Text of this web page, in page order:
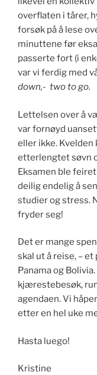
overflaten i tårer,
forsøk på å lese
minuttene før
passerte fort (i
var vi ferdig med
down,- two to go.
Lettelsen over å
var fornøyd
eller ikke.
etterlengtet søvn
Eksamen ble
deilig endelig å
studier og stress.
fryder seg!
Det er mange
skal ut å reise, –
Panama og
kjærestebesøk,
agendaen. Vi
etter en hel uke
Hasta luego!
Kristine